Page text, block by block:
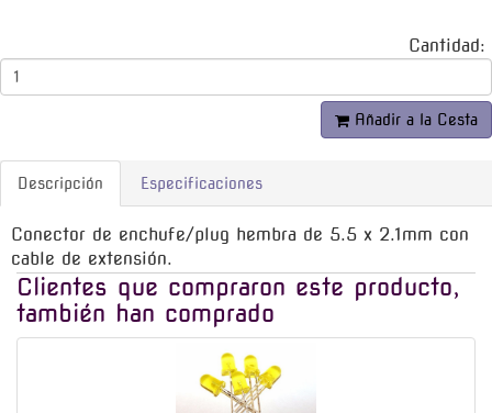
Cantidad:
Añadir a la Cesta
Descripción Especificaciones
Conector de enchufe/plug hembra de 5.5 x 2.1mm con
cable de extensión.
Clientes que compraron este producto,
también han comprado